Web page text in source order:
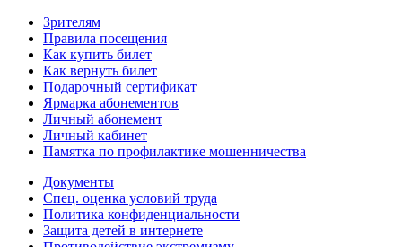
Зрителям
Правила посещения
Как купить билет
Как вернуть билет
Подарочный сертификат
Ярмарка абонементов
Личный абонемент
Личный кабинет
Памятка по профилактике мошенничества
Документы
Спец. оценка условий труда
Политика конфиденциальности
Защита детей в интернете